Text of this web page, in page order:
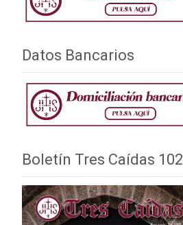
Datos Bancarios
Boletín Tres Caídas 102